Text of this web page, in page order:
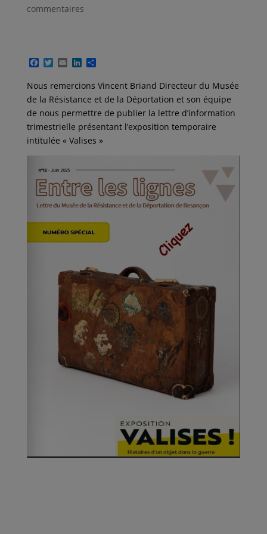
commentaires
F
c
e
b
o
o
k
T
i
t
t
e
r
E
a
i
l
L
n
k
e
d
I
n
P
r
t
a
g
e
r
Nous remercions Vincent Briand Directeur du Musée
de la Résistance et de la Déportation et son équipe
de nous permettre de publier la lettre d’information
trimestrielle présentant l’exposition temporaire
intitulée « Valises »